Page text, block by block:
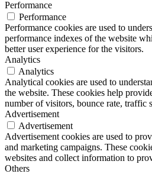
Performance
Performance
Performance cookies are used to
performance indexes of the website
better user experience for the visitors.
Analytics
Analytics
Analytical cookies are used to
the website. These cookies help
number of visitors, bounce rate, traffic
Advertisement
Advertisement
Advertisement cookies are used to
and marketing campaigns. These
websites and collect information to
Others